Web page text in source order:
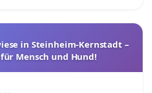
in Steinheim-Kernstadt –
Mensch und Hund!